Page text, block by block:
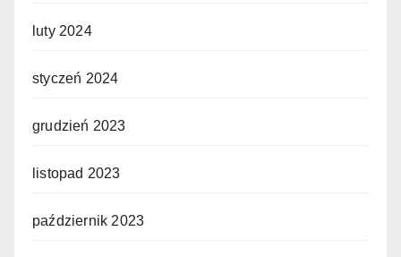
luty 2024
styczeń 2024
grudzień 2023
listopad 2023
październik 2023